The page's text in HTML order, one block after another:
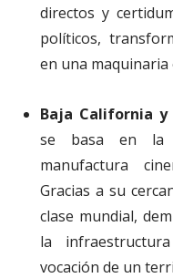
directos y
políticos,
en una maquinaria
Baja California
se basa en la
manufactura
Gracias a su
clase mundial,
la
vocación de un